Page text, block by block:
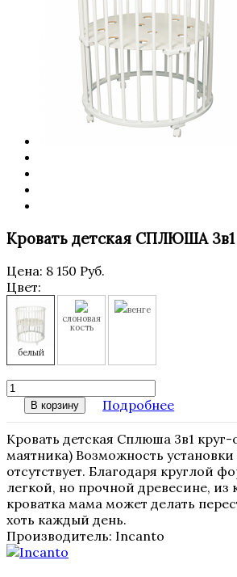
Кровать детская СПЛЮША 3в1
Цена: 8 150 Руб.
Цвет:
белый
слоновая
кость
венге
В корзину Подробнее
Кровать детская Сплюша 3в1
маятника) Возможность
отсутствует. Благодаря круглой
легкой, но прочной древесине, из
кроватка мама может делать
хоть каждый день.
Производитель: Incanto